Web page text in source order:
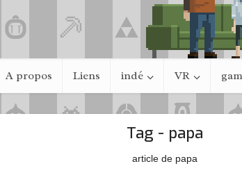
A propos Liens indé VR
Tag - papa
article de papa